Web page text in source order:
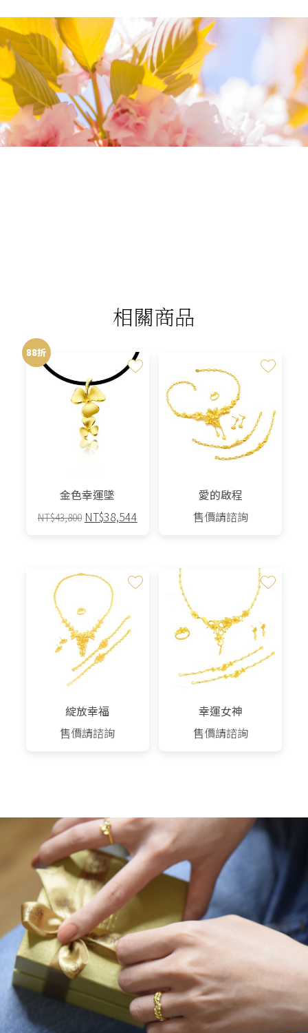
我們相信您值得最好的
相關商品
88折
金色幸運墜
NT$43,800 原
NT$43,800。
NT$38,544目
NT$38,544。
愛的啟程
售價請諮詢
綻放幸福
售價請諮詢
幸運女神
售價請諮詢